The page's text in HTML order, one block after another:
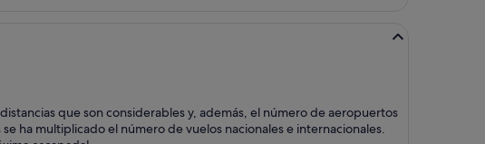
que son considerables y, además, el número de aeropuertos
ha multiplicado el número de vuelos nacionales e internacionales.